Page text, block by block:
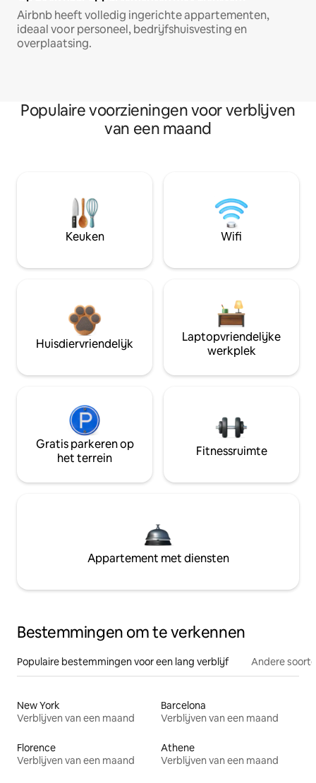
Airbnb heeft volledig ingerichte appartementen,
ideaal voor personeel, bedrijfshuisvesting en
overplaatsing.
Populaire voorzieningen voor verblijven
van een maand
Keuken Wifi
Huisdiervriendelijk
Laptopvriendelijke
werkplek
Gratis parkeren op
het terrein
Fitnessruimte
Appartement met diensten
Bestemmingen om te verkennen
Populaire bestemmingen voor een lang verblijf Andere
New York
Verblijven van een maand
Barcelona
Verblijven van een maand
Florence
Verblijven van een maand
Athene
Verblijven van een maand